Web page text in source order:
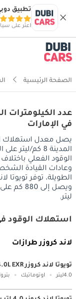
تطبيق
اعثر على
الصفحة الرئيسية
عدد الكيلومترات
في الإمارات
المدينة 8 كم/
الوقود الفعلي
وعادات القيادة
ليتر.
استهلاك الوقود
لاند كروزر طرازات
تويوتا لاند كروزر 4.0L EXR
4.0ليتر اوتوماتيك